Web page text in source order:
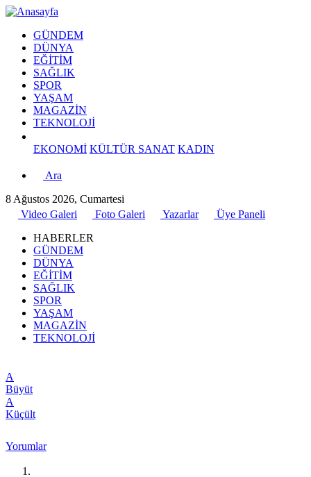
GÜNDEM
DÜNYA
EĞİTİM
SAĞLIK
SPOR
YAŞAM
MAGAZİN
TEKNOLOJİ
EKONOMİ KÜLTÜR SANAT KADIN
Ara
8 Ağustos 2026, Cumartesi
Video Galeri
Foto Galeri Yazarlar
Üye Paneli
HABERLER
GÜNDEM
DÜNYA
EĞİTİM
SAĞLIK
SPOR
YAŞAM
MAGAZİN
TEKNOLOJİ
A
Büyüt
A
Küçült
Yorumlar